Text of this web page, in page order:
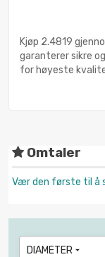
Kjøp 2.4819
garanterer sikre
for høyeste
Omtaler
Vær den første til å
DIAMETER 